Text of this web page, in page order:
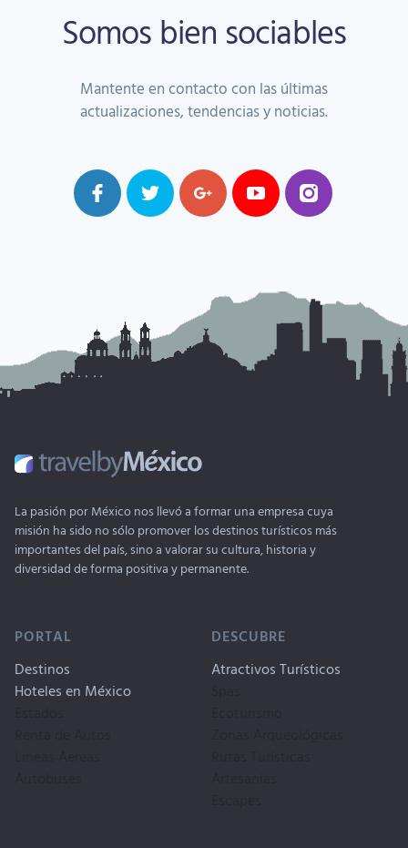
Somos bien sociables
Mantente en contacto con las últimas
actualizaciones, tendencias y noticias.
La pasión por México nos llevó a formar una empresa cuya
misión ha sido no sólo promover los destinos turísticos más
importantes del país, sino a valorar su cultura, historia y
diversidad de forma positiva y permanente.
PORTAL
Destinos
Hoteles en México
DESCUBRE
Atractivos Turísticos